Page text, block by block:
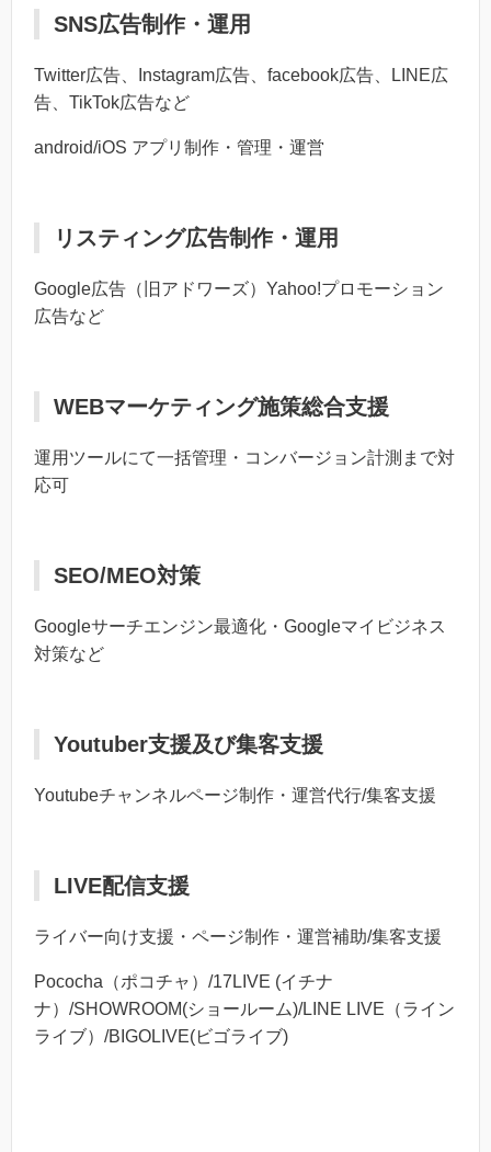
SNS広告制作・運用
Twitter広告、Instagram広告、facebook広告、LINE広
告、TikTok広告など
android/iOS アプリ制作・管理・運営
リスティング広告制作・運用
Google広告（旧アドワーズ）Yahoo!プロモーション
広告など
WEBマーケティング施策総合支援
運用ツールにて一括管理・コンバージョン計測まで対
応可
SEO/MEO対策
Googleサーチエンジン最適化・Googleマイビジネス
対策など
Youtuber支援及び集客支援
Youtubeチャンネルページ制作・運営代行/集客支援
LIVE配信支援
ライバー向け支援・ページ制作・運営補助/集客支援
Pococha（ポコチャ）/17LIVE (イチナ
ナ）/SHOWROOM(ショールーム)/LINE LIVE（ライン
ライブ）/BIGOLIVE(ビゴライブ)